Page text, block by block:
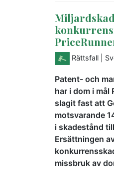
Rättsfall |
Patent- och
har i dom i mål
slagit fast att
motsvarande
i skadestånd
Ersättningen
missbruk av